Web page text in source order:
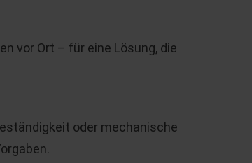
vor Ort – für eine Lösung, die
oder mechanische